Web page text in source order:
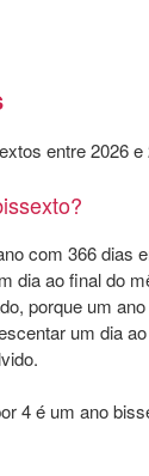
entre 2026 e
com 366 dias
dia ao final do
porque um
um dia
4 é um ano